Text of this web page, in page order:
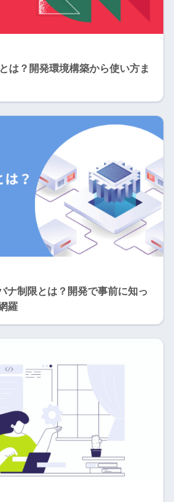
は？開発環境構築から使い方ま
ナ制限とは？開発で事前に知っ
羅